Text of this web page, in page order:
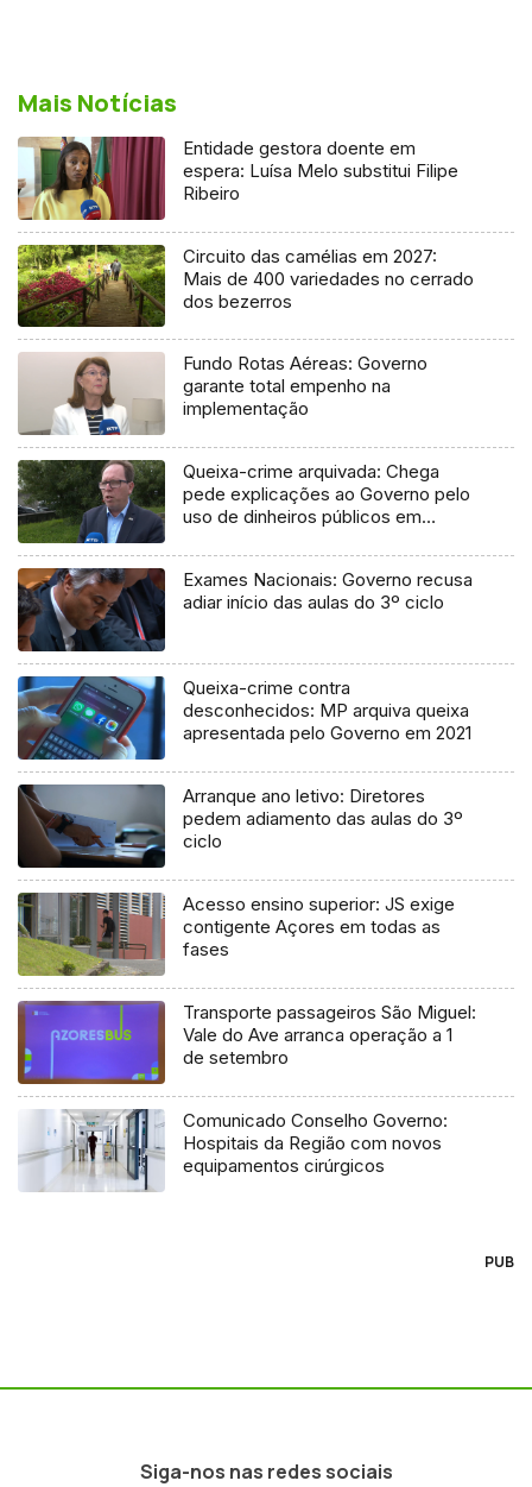
Mais Notícias
Entidade gestora doente em
espera: Luísa Melo substitui Filipe
Ribeiro
Circuito das camélias em 2027:
Mais de 400 variedades no cerrado
dos bezerros
Fundo Rotas Aéreas: Governo
garante total empenho na
implementação
Queixa-crime arquivada: Chega
pede explicações ao Governo pelo
uso de dinheiros públicos em
Exames Nacionais: Governo recusa
adiar início das aulas do 3º ciclo
Queixa-crime contra
desconhecidos: MP arquiva queixa
apresentada pelo Governo em 2021
Arranque ano letivo: Diretores
pedem adiamento das aulas do 3º
ciclo
Acesso ensino superior: JS exige
contigente Açores em todas as
fases
Transporte passageiros São Miguel:
Vale do Ave arranca operação a 1
de setembro
Comunicado Conselho Governo:
Hospitais da Região com novos
equipamentos cirúrgicos
PUB
Siga-nos nas redes sociais